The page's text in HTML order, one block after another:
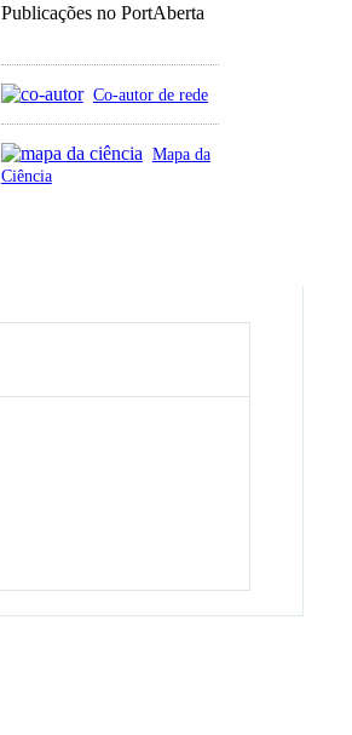
Publicações no PortAberta
Co-autor de rede
Mapa da
Ciência